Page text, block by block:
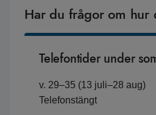
Har du frågor om hur
Telefontider under
v. 29–35 (13 juli–28 aug)
Telefonstängt